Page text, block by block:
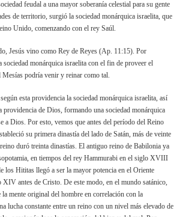
feudal a una mayor soberanía celestial para su gente
de territorio, surgió la sociedad monárquica israelita, que
Unido, comenzando con el rey Saúl.
Jesús vino como Rey de Reyes (Ap. 11:15). Por
monárquica israelita con el fin de proveer el
Mesías podría venir y reinar como tal.
esta providencia la sociedad monárquica israelita, así
providencia de Dios, formando una sociedad monárquica
a Dios. Por esto, vemos que antes del período del Reino
su primera dinastía del lado de Satán, más de veinte
duró treinta dinastías. El antiguo reino de Babilonia ya
en tiempos del rey Hammurabi en el siglo XVIII
los Hititas llegó a ser la mayor potencia en el Oriente
XIV antes de Cristo. De este modo, en el mundo satánico,
la mente original del hombre en correlación con la
lucha constante entre un reino con un nivel más elevado de